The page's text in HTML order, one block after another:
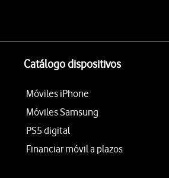
Catálogo dispositivos
Móviles iPhone
Móviles Samsung
PS5 digital
Financiar móvil a plazos